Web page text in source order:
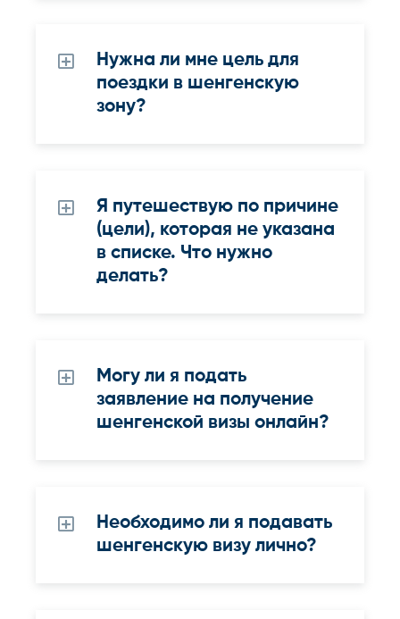
Нужна ли мне цель для
поездки в шенгенскую
зону?
Я путешествую по причине
(цели), которая не указана
в списке. Что нужно
делать?
Могу ли я подать
заявление на получение
шенгенской визы онлайн?
Необходимо ли я подавать
шенгенскую визу лично?